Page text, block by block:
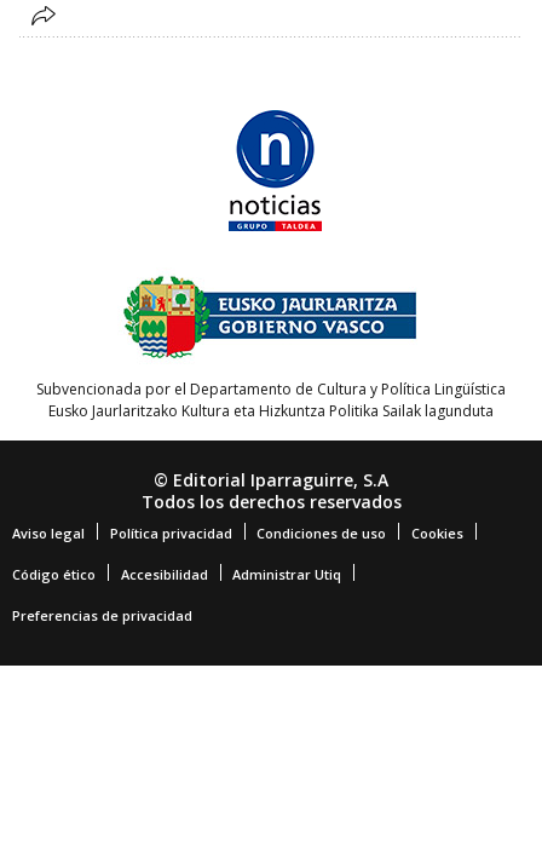
Subvencionada por el Departamento de Cultura y Política Lingüística
Eusko Jaurlaritzako Kultura eta Hizkuntza Politika Sailak lagunduta
© Editorial Iparraguirre, S.A
Todos los derechos reservados
Aviso legal Política privacidad Condiciones de uso Cookies
Código ético Accesibilidad Administrar Utiq
Preferencias de privacidad